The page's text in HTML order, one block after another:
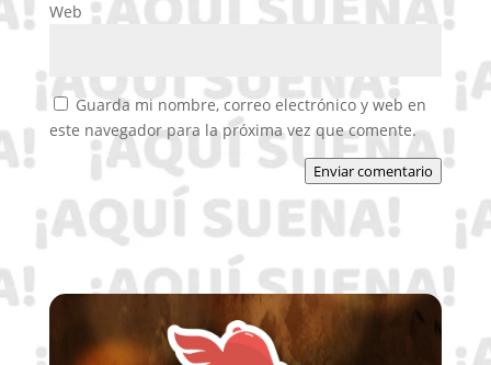
Web
Guarda mi nombre, correo electrónico y web en
este navegador para la próxima vez que comente.
Enviar comentario